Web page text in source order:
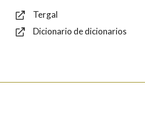
Tergal
Dicionario de dicionarios